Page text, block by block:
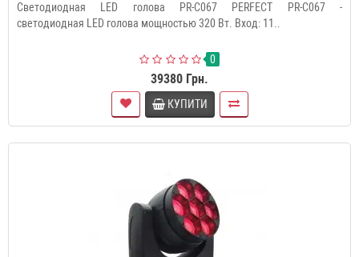
Светодиодная LED голова PR-C067 PERFECT PR-C067 -
светодиодная LED голова мощностью 320 Вт. Вход: 11..
0
39380 Грн.
КУПИТИ